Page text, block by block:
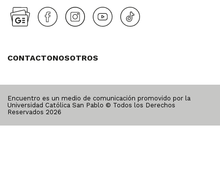
CONTACTONOSOTROS
Encuentro es un medio de comunicación promovido por la
Universidad Católica San Pablo © Todos los Derechos
Reservados 2026